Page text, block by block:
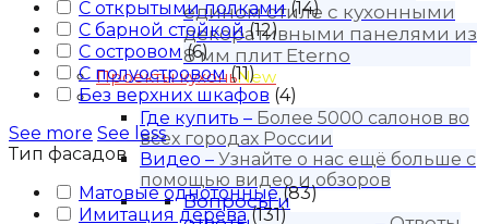
едином стиле с кухонными
декоративными панелями из
8 мм плит Eterno
Проекты кухоньNew
Покупателю
Где купить – Более 5000 салонов во
всех городах России
Видео – Узнайте о нас ещё больше с
помощью видео и обзоров
Вопросы и
С открытыми полками (14)
С барной стойкой (12)
С островом (6)
С полуостровом (11)
Без верхних шкафов (4)
See more See less
Тип фасадов
Матовые однотонные (83)
Имитация дерева (131)